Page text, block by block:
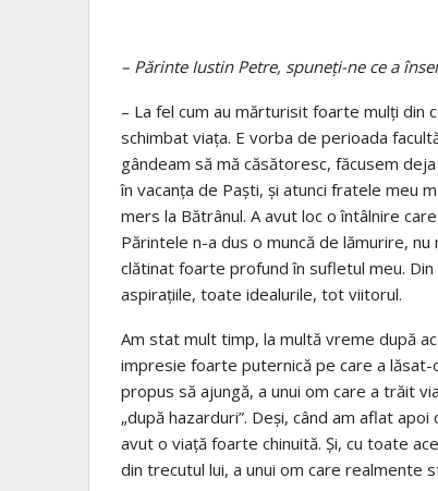
– Părinte Iustin Petre, spuneţi-ne ce a
– La fel cum au mărturisit foarte mulţi din
schimbat viaţa. E vorba de perioada
gândeam să mă căsătoresc, făcusem
în vacanţa de Paşti, şi atunci fratele meu
mers la Bătrânul. A avut loc o întâlnire
Părintele n-a dus o muncă de lămurire,
clătinat foarte profund în sufletul meu.
aspiraţiile, toate idealurile, tot viitorul.
Am stat mult timp, la multă vreme după
impresie foarte puternică pe care a lăsat-
propus să ajungă, a unui om care a trăit
„după hazarduri”. Deşi, când am aflat
avut o viaţă foarte chinuită. Şi, cu toate
din trecutul lui, a unui om care realmente